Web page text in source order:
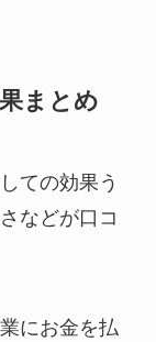
まとめ
ての効果う
などが口コ
にお金を払